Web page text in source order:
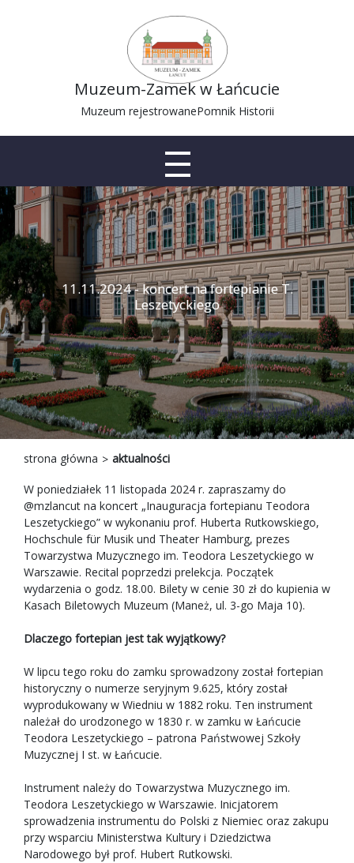
Muzeum-Zamek w Łańcucie
Muzeum rejestrowanePomnik Historii
11.11.2024 - koncert na fortepianie T.
Leszetyckiego
strona główna aktualności
W poniedziałek 11 listopada 2024 r. zapraszamy do
@mzlancut na koncert „Inauguracja fortepianu Teodora
Leszetyckiego” w wykonaniu prof. Huberta Rutkowskiego,
Hochschule für Musik und Theater Hamburg, prezes
Towarzystwa Muzycznego im. Teodora Leszetyckiego w
Warszawie. Recital poprzedzi prelekcja. Początek
wydarzenia o godz. 18.00. Bilety w cenie 30 zł do kupienia w
Kasach Biletowych Muzeum (Maneż, ul. 3-go Maja 10).
Dlaczego fortepian jest tak wyjątkowy?
W lipcu tego roku do zamku sprowadzony został fortepian
historyczny o numerze seryjnym 9.625, który został
wyprodukowany w Wiedniu w 1882 roku. Ten instrument
należał do urodzonego w 1830 r. w zamku w Łańcucie
Teodora Leszetyckiego – patrona Państwowej Szkoły
Muzycznej I st. w Łańcucie.
Instrument należy do Towarzystwa Muzycznego im.
Teodora Leszetyckiego w Warszawie. Inicjatorem
sprowadzenia instrumentu do Polski z Niemiec oraz zakupu
przy wsparciu Ministerstwa Kultury i Dziedzictwa
Narodowego był prof. Hubert Rutkowski.